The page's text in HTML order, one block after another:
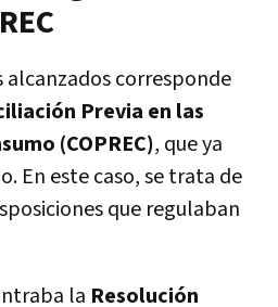
corresponde
Previa en las
(COPREC), que ya
En este caso, se trata de
que regulaban
la Resolución